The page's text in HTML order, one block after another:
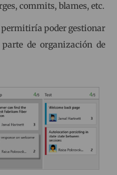
commits, blames, etc.
permitiría poder gestionar
de organización de